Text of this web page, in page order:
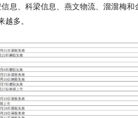
信息、科梁信息、燕文物流、溜溜梅和
多。